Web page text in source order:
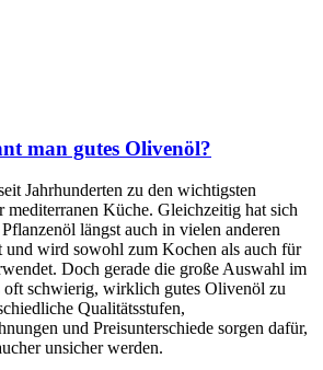
man gutes Olivenöl?
Jahrhunderten zu den wichtigsten
mediterranen Küche. Gleichzeitig hat sich
längst auch in vielen anderen
und wird sowohl zum Kochen als auch für
Doch gerade die große Auswahl im
oft schwierig, wirklich gutes Olivenöl zu
Qualitätsstufen,
und Preisunterschiede sorgen dafür,
unsicher werden.